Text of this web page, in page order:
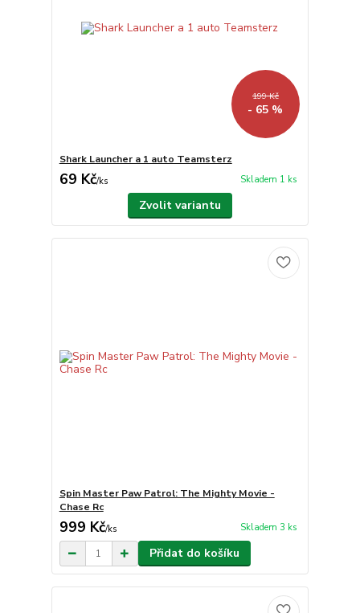
199 Kč
- 65 %
Shark Launcher a 1 auto Teamsterz
69 Kč/ks Skladem 1 ks
Zvolit variantu
Spin Master Paw Patrol: The Mighty Movie -
Chase Rc
999 Kč/ks Skladem 3 ks
Přidat do košíku